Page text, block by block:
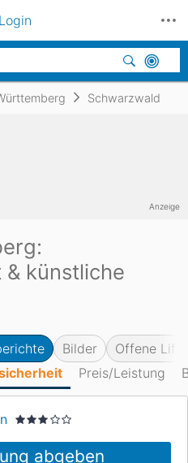
Schwarzwald
künstliche
Bilder
Offene
Preis/Leistung
abgeben
Anzeige
Login